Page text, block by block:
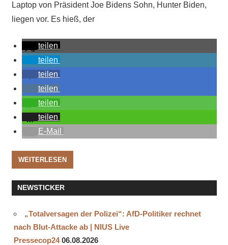
Laptop von Präsident Joe Bidens Sohn, Hunter Biden,
liegen vor. Es hieß, der
teilen
teilen
teilen
teilen
teilen
teilen
E-Mail
WEITERLESEN
NEWSTICKER
„Totalversagen der Polizei“: AfD-Politiker rechnet
nach Blut-Attacke ab | NIUS Live
Pressecop24 06.08.2026